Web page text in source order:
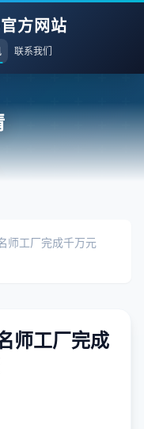
方网站
联系我们
师工厂完成千万元
师工厂完成